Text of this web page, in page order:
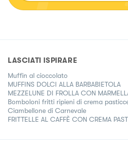
LASCIATI ISPIRARE
Muffin al cioccolato
MUFFINS DOLCI ALLA BARBABIETOLA
MEZZELUNE DI FROLLA CON
Bomboloni fritti ripieni di crema
Ciambellone di Carnevale
FRITTELLE AL CAFFÈ CON CREMA